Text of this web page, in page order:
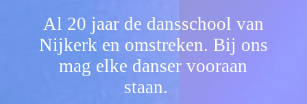
Al 20 jaar de dansschool van
Nijkerk en omstreken. Bij ons
mag elke danser vooraan
staan.